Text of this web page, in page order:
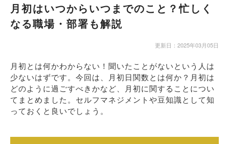
月初はいつからいつまでのこと？忙しく
なる職場・部署も解説
更新日：2025年03月05日
月初とは何かわからない！聞いたことがないという人は
少ないはずです。今回は、月初日関数とは何か？月初は
どのように過ごすべきかなど、月初に関することについ
てまとめました。セルフマネジメントや豆知識として知
っておくと良いでしょう。